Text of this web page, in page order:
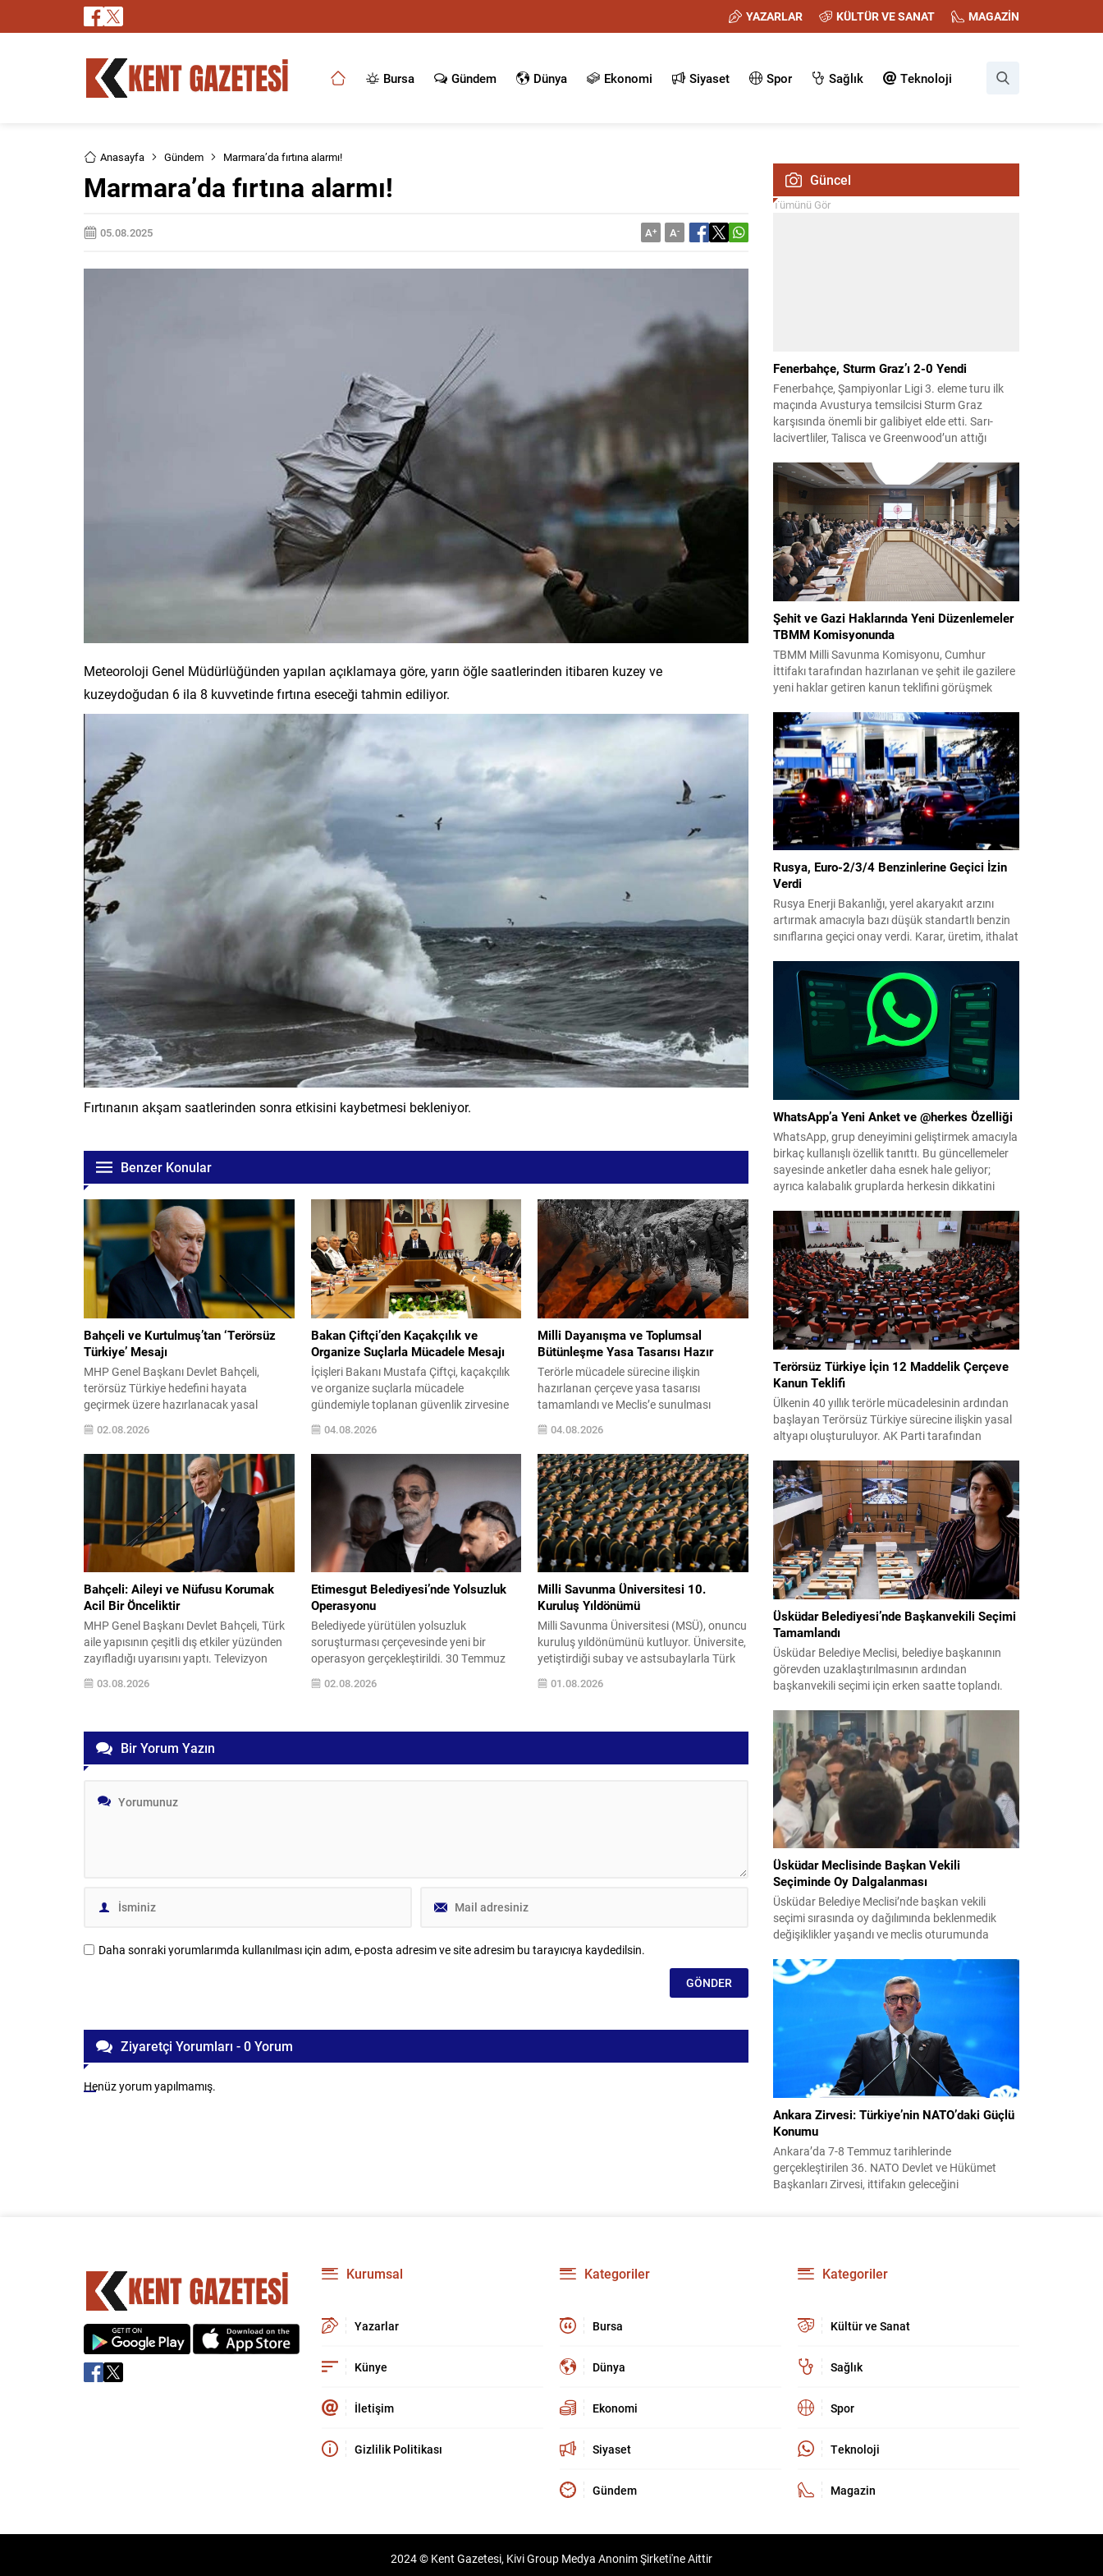
YAZARLAR KÜLTÜR VE SANAT MAGAZİN
Bursa Gündem Dünya Ekonomi Siyaset Spor Sağlık Teknoloji
Anasayfa Gündem Marmara’da fırtına alarmı!
Marmara’da fırtına alarmı!
05.08.2025 A+ A-
Meteoroloji Genel Müdürlüğünden yapılan açıklamaya göre, yarın öğle saatlerinden itibaren kuzey ve
kuzeydoğudan 6 ila 8 kuvvetinde fırtına eseceği tahmin ediliyor.
Fırtınanın akşam saatlerinden sonra etkisini kaybetmesi bekleniyor.
Benzer Konular
Bahçeli ve Kurtulmuş’tan ‘Terörsüz
Türkiye’ Mesajı
MHP Genel Başkanı Devlet Bahçeli,
terörsüz Türkiye hedefini hayata
geçirmek üzere hazırlanacak yasal
değerlendirmelerde bulundu. Bu sürecin
siyasetin üzerinde tutulması gerektiğini
ve geniş bir uzlaşıyla yürütülmesinin
önemini vurguladı. Bahçeli, çerçeve
yasanın milli bir mesele olarak ele
alınması gerektiğini belirterek,
demokratikleşme iradesiyle uyumlu
biçimde bireysel özgürlüklerin
genişletilmesini ve...
02.08.2026
Bakan Çiftçi’den Kaçakçılık ve
Organize Suçlarla Mücadele Mesajı
İçişleri Bakanı Mustafa Çiftçi, kaçakçılık
ve organize suçlarla mücadele
gündemiyle toplanan güvenlik zirvesine
yaptığı açıklamada, önceliklerinin suç
örgütlerini yapılaşma aşamasında tespit
etmek olduğunu belirtti. Bakan Çiftçi,
amaçlarının insan ve finans kaynaklarını
kurutarak, suç gelirlerini hukuki çerçevede
devlet denetimine almak olduğunu
vurguladı. “Hiçbir suç yapılanmasına
alan...
04.08.2026
Milli Dayanışma ve Toplumsal
Bütünleşme Yasa Tasarısı Hazır
Terörle mücadele sürecine ilişkin
hazırlanan çerçeve yasa tasarısı
tamamlandı ve Meclis’e sunulması
Toplumsal Bütünleşmenin
Güçlendirilmesi” başlığıyla 12 maddeden
oluşuyor ve AK Parti, MHP ile DEM Parti
arasında ortak imzayla Meclis
Başkanlığı’na sevk edilmesi planlanıyor.
Parti gruplarındaki imza sürecinin bu
akşam 17.00’ye kadar tamamlanması
hedefleniyor. Tasarının...
04.08.2026
Bahçeli: Aileyi ve Nüfusu Korumak
Acil Bir Önceliktir
MHP Genel Başkanı Devlet Bahçeli, Türk
aile yapısının çeşitli dış etkiler yüzünden
zayıfladığı uyarısını yaptı. Televizyon
yayınları, sosyal medya ve LGBT gibi
akımların aile içi dengeleri
olumsuz sonuçlar doğurabileceğini ifade
etti. Bahçeli, ailenin bir milletin varlığını
sürdüren en temel kurumu olduğunu
03.08.2026
Etimesgut Belediyesi’nde Yolsuzluk
Operasyonu
Belediyede yürütülen yolsuzluk
soruşturması çerçevesinde yeni bir
operasyon gerçekleştirildi. 30 Temmuz
sabahı düzenlenen operasyonda,
aralarında belediye başkanının da
02.08.2026
Milli Savunma Üniversitesi 10.
Kuruluş Yıldönümü
Milli Savunma Üniversitesi (MSÜ), onuncu
kuruluş yıldönümünü kutluyor. Üniversite,
yetiştirdiği subay ve astsubaylarla Türk
Silahlı Kuvvetleri’nin ihtiyaçlarını
karşılamaya, milli iradeye ve vatan
01.08.2026
Bir Yorum Yazın
Daha sonraki yorumlarımda kullanılması için adım, e-posta adresim ve site adresim bu tarayıcıya kaydedilsin.
Ziyaretçi Yorumları - 0 Yorum
Henüz yorum yapılmamış.
Güncel
Tümünü Gör
Fenerbahçe, Sturm Graz’ı 2-0 Yendi
Fenerbahçe, Şampiyonlar Ligi 3. eleme turu ilk
maçında Avusturya temsilcisi Sturm Graz
karşısında önemli bir galibiyet elde etti. Sarı-
lacivertliler, Talisca ve Greenwood’un attığı
öncesi avantaj sağladı. Karşılaşma sonrası
takım yönetimi mücadeleyi değerlendirdi ve
gelecek planlarına dair bilgi verdi. Futboldan
sorumlu yönetici Cihan Kamer,...
Şehit ve Gazi Haklarında Yeni Düzenlemeler
TBMM Komisyonunda
TBMM Milli Savunma Komisyonu, Cumhur
İttifakı tarafından hazırlanan ve şehit ile gazilere
yeni haklar getiren kanun teklifini görüşmek
komisyonda kabul edildi ve bir dizi düzenleme
benimsendi. Teklif kapsamında, vazife
malullerinden hayatını kaybedenlerin anne ve
babalarına bağlanacak aylık tutarının, net asgari
ücretin altında olmayacağı hükme bağlanıyor....
Rusya, Euro-2/3/4 Benzinlerine Geçici İzin
Verdi
Rusya Enerji Bakanlığı, yerel akaryakıt arzını
artırmak amacıyla bazı düşük standartlı benzin
sınıflarına geçici onay verdi. Karar, üretim, ithalat
Temmuz 2027’ye kadar kaldırıyor. Açıklamada
bu düzenlemenin kalıcı bir çevre politikası
değişikliği anlamına gelmediği vurgulanıyor;
kararın geçici olduğu ve uzun vadeli çevre
hedeflerinden sapma amaçlanmadığı...
WhatsApp’a Yeni Anket ve @herkes Özelliği
WhatsApp, grup deneyimini geliştirmek amacıyla
birkaç kullanışlı özellik tanıttı. Bu güncellemeler
sayesinde anketler daha esnek hale geliyor;
ayrıca kalabalık gruplarda herkesin dikkatini
yenilikler, grup içi organizasyonları ve duyuruları
yönetmeyi daha pratik bir hâle getiriyor. Aşağıda
öne çıkan değişiklikler ve kullanım notları
özetlenmiştir. Anketlerde esneklik ve...
Terörsüz Türkiye İçin 12 Maddelik Çerçeve
Kanun Teklifi
Ülkenin 40 yıllık terörle mücadelesinin ardından
başlayan Terörsüz Türkiye sürecine ilişkin yasal
altyapı oluşturuluyor. AK Parti tarafından
Başkanlığı’na sunulmak üzere hazırlandı ve
teklifin 12 maddelik düzenlemeleri kamuoyuyla
paylaşıldı. Hazırlanan düzenleme, örgütün fiili
varlığını sona erdirdiğinin ve tüm silah ile
mühimmatını teslim ettiğinin güvenlik
kurumlarınca tespiti...
Üsküdar Belediyesi’nde Başkanvekili Seçimi
Tamamlandı
Üsküdar Belediye Meclisi, belediye başkanının
görevden uzaklaştırılmasının ardından
başkanvekili seçimi için erken saatte toplandı.
gereken süreç yoğun tartışmalar ve itirazlarla
ilerledi. CHP, Sibel Tan Çetinkaya’yı; Cumhur
İttifakı ise Dündar Ziya Gültekin’i aday gösterdi.
Seçimin ilk iki turunda sonuçlar değişmeyince
üçüncü tura ve ardından salt çoğunluk...
Üsküdar Meclisinde Başkan Vekili
Seçiminde Oy Dalgalanması
Üsküdar Belediye Meclisi’nde başkan vekili
seçimi sırasında oy dağılımında beklenmedik
değişiklikler yaşandı ve meclis oturumunda
görevden uzaklaştırılan Sinem Dedetaş’ın yerine
seçilecek isim için yapılan oylamalarda parti içi
dengeler gündemin merkezine oturdu. CHP’nin
adayı Sibel Tan Çetinkaya ile AK Parti’nin adayı
Dündar Ziya Gültekin arasında geçen...
Ankara Zirvesi: Türkiye’nin NATO’daki Güçlü
Konumu
Ankara’da 7-8 Temmuz tarihlerinde
gerçekleştirilen 36. NATO Devlet ve Hükümet
Başkanları Zirvesi, ittifakın geleceğini
diplomatik etkinliğini uluslararası arenada
pekiştirdi. Uluslararası güvenlik ortamı eş
Kurumsal
Yazarlar
Künye
İletişim
Gizlilik Politikası
Kategoriler
Bursa
Dünya
Ekonomi
Siyaset
Gündem
Kategoriler
Kültür ve Sanat
Sağlık
Spor
Teknoloji
Magazin
2024 © Kent Gazetesi, Kivi Group Medya Anonim Şirketi'ne Aittir